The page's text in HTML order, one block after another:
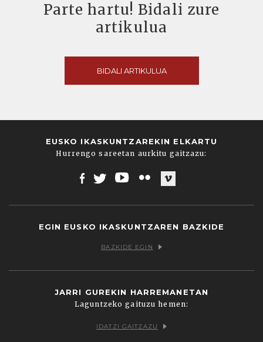
Parte hartu! Bidali zure
artikulua
BIDALI ARTIKULUA
EUSKO IKASKUNTZAREKIN ELKARTU
Hurrengo sareetan aurkitu gaitzazu:
EGIN EUSKO IKASKUNTZAREN BAZKIDE
BAZKIDE EGIN
JARRI GUREKIN HARREMANETAN
Laguntzeko gaituzu hemen:
IDATZI GAITZAZU